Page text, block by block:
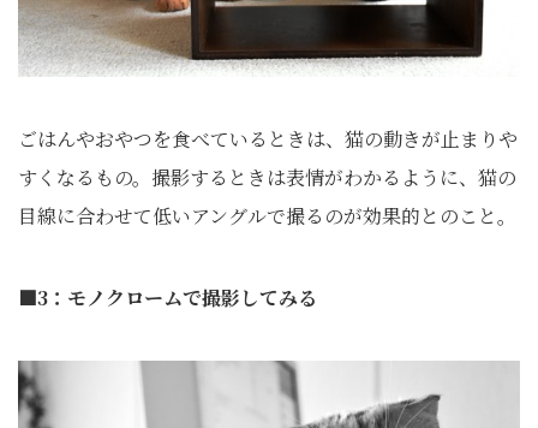
ごはんやおやつを食べているときは、猫の動きが止まりや
すくなるもの。撮影するときは表情がわかるように、猫の
目線に合わせて低いアングルで撮るのが効果的とのこと。
■3：モノクロームで撮影してみる